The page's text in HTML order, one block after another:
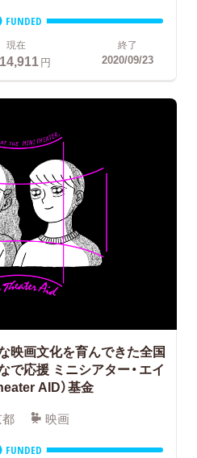
FUNDED
現在
円
終了
2020/09/23
映画文化を育んできた全国
で応援ミニシアター・エイ
AID）基金
映画
FUNDED